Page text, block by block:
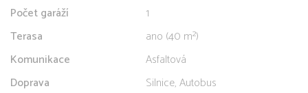
Počet garáží
1
Terasa
ano (40 m²)
Komunikace
Asfaltová
Doprava
Silnice, Autobus